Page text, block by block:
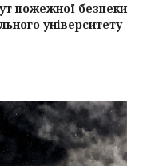
пожежної безпеки
університету